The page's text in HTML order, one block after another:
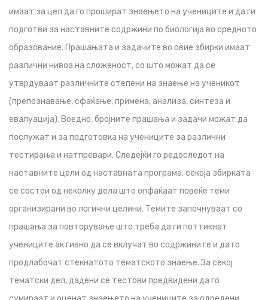
имаат за цел да го прошират знаењето на учениците и да ги
подготви за наставните содржини по биологија во средното
образование. Прашањата и задачите во овие збирки имаат
различни нивоа на сложеност, со што можат да се
утврдуваат различните степени на знаење на ученикот
(препознавање, сфаќање, примена, анализа, синтеза и
евалуација). Воедно, бројните прашања и задачи можат да
послужат и за подготовка на учениците за различни
тестирања и натпревари. Следејќи го редоследот на
наставните цели од наставната програма, секоја збирката
се состои од неколку дела што опфаќаат повеќе теми
организирани во логични целини. Темите започнуваат со
прашања за повторување што треба да ги поттикнат
учениците активно да се вклучат во содржините и да го
продлабочат стекнатото тематското знаење. За секој
тематски дел, дадени се тестови предвидени да го